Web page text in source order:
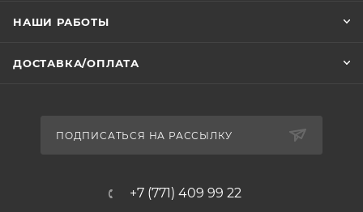
НАШИ РАБОТЫ
ДОСТАВКА/ОПЛАТА
ПОДПИСАТЬСЯ НА РАССЫЛКУ
+7 (771) 409 99 22